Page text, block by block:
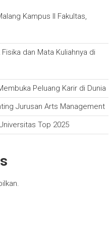
Kampus II Fakultas,
dan Mata Kuliahnya di
Peluang Karir di Dunia
Jurusan Arts Management
Top 2025